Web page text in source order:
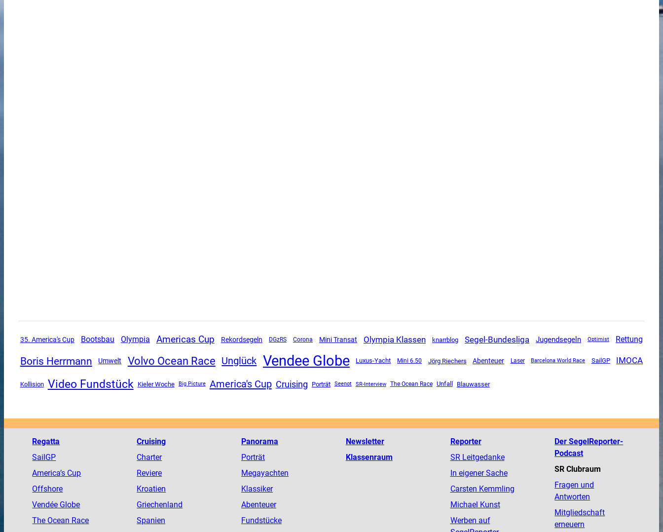
35. America's Cup Bootsbau Olympia Americas Cup Rekordsegeln DGzRS Corona Mini Transat Olympia Klassen knarrblog Segel-Bundesliga Jugendsegeln Optimist Rettung
Boris Herrmann Umwelt Volvo Ocean Race Unglück Vendee Globe Luxus-Yacht Mini 6.50 Jörg Riechers Abenteuer Laser Barcelona World Race SailGP IMOCA
Kollision Video Fundstück Kieler Woche Big Picture America's Cup Cruising Porträt Seenot SR-Interview The Ocean Race Unfall Blauwasser
Regatta
SailGP
America’s Cup
Offshore
Vendée Globe
The Ocean Race
Cruising
Charter
Reviere
Kroatien
Griechenland
Spanien
Panorama
Porträt
Megayachten
Klassiker
Abenteuer
Fundstücke
Newsletter
Klassenraum
Reporter
SR Leitgedanke
In eigener Sache
Carsten Kemmling
Michael Kunst
Werben auf
Der SegelReporter-
Podcast
SR Clubraum
Fragen und
Antworten
Mitgliedschaft
erneuern